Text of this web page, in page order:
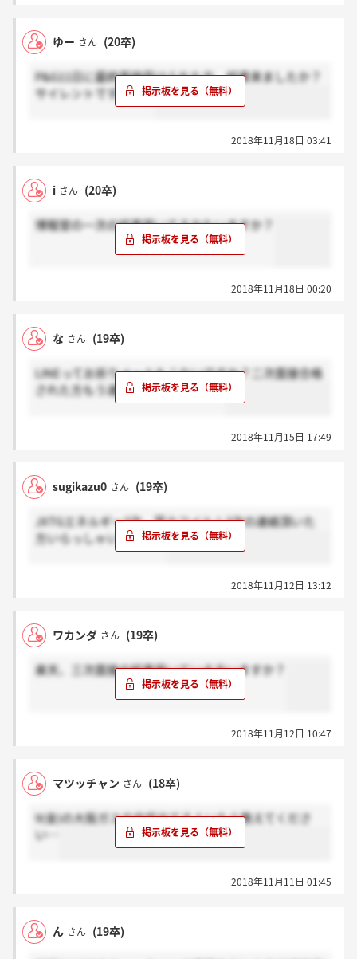
ゆー さん (20卒)
P&G11日に最終面接受けられた方、結果来ましたか？
サイレントですかね？
2018年11月18日 03:41
i さん (20卒)
博報堂の一次の結果届いてるかたいますか？
2018年11月18日 00:20
な さん (19卒)
LINEってお祈りメールもこないですか？二次面接合格
された方もう連絡きてますかね…？
2018年11月15日 17:49
sugikazu0 さん (19卒)
JXTGエネルギー3次、富士フイルム3次の連絡頂いた
方いらっしゃいますか？
2018年11月12日 13:12
ワカンダ さん (19卒)
楽天、三次面接の結果届いている方いますか？
2018年11月12日 10:47
マツッチャン さん (18卒)
9(金)の大阪ガスの内定出てる人いたら教えてくださ
い…
2018年11月11日 01:45
ん さん (19卒)